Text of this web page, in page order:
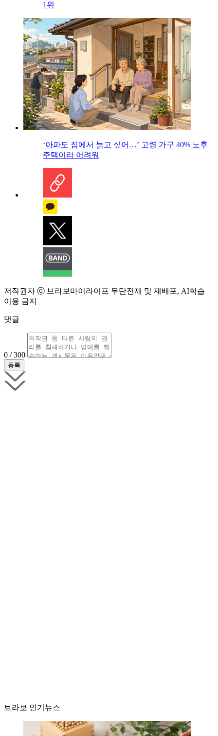
1위
‘아파도 집에서 늙고 싶어…’ 고령 가구 40% 노후
주택이라 어려워
저작권자 ⓒ 브라보마이라이프 무단전재 및 재배포, AI학습
이용 금지
댓글
0 / 300
브라보 인기뉴스